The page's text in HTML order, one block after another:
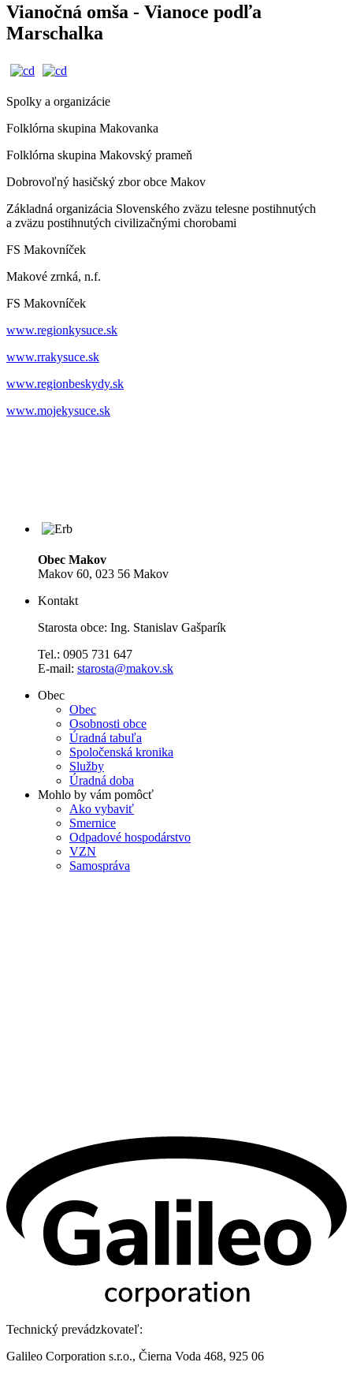
Vianočná omša - Vianoce podľa
Marschalka
Spolky a organizácie
Folklórna skupina Makovanka
Folklórna skupina Makovský prameň
Dobrovoľný hasičský zbor obce Makov
Základná organizácia Slovenského zväzu telesne postihnutých
a zväzu postihnutých civilizačnými chorobami
FS Makovníček
Makové zrnká, n.f.
FS Makovníček
www.regionkysuce.sk
www.rrakysuce.sk
www.regionbeskydy.sk
www.mojekysuce.sk
Obec Makov
Makov 60, 023 56 Makov
Kontakt
Starosta obce: Ing. Stanislav Gašparík
Tel.: 0905 731 647
E-mail: starosta@makov.sk
Obec
Obec
Osobnosti obce
Úradná tabuľa
Spoločenská kronika
Služby
Úradná doba
Mohlo by vám pomôcť
Ako vybaviť
Smernice
Odpadové hospodárstvo
VZN
Samospráva
Technický prevádzkovateľ:
Galileo Corporation s.r.o., Čierna Voda 468, 925 06